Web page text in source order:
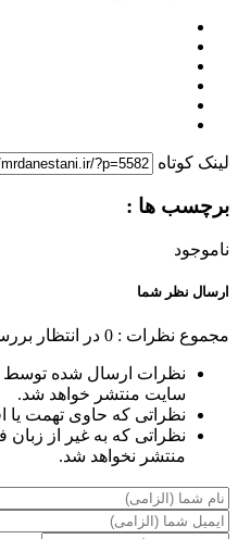
لینک کوتاه
برچسب ها :
ناموجود
ارسال نظر شما
مجموع نظرات : 0 در انتظار
نظرات ارسال شده توسط
سایت منتشر خواهد شد.
نظراتی که حاوی تهمت یا
نظراتی که به غیر از زبان
منتشر نخواهد شد.